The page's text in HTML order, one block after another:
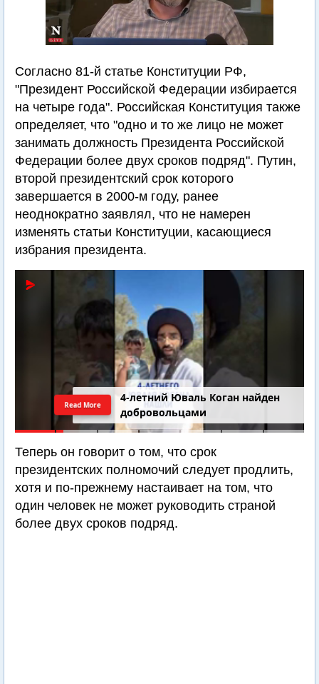
Согласно 81-й статье Конституции РФ,
"Президент Российской Федерации избирается
на четыре года". Российская Конституция также
определяет, что "одно и то же лицо не может
занимать должность Президента Российской
Федерации более двух сроков подряд". Путин,
второй президентский срок которого
завершается в 2000-м году, ранее
неоднократно заявлял, что не намерен
изменять статьи Конституции, касающиеся
избрания президента.
4-летний Юваль Коган найден
добровольцами
Read More
Теперь он говорит о том, что срок
президентских полномочий следует продлить,
хотя и по-прежнему настаивает на том, что
один человек не может руководить страной
более двух сроков подряд.